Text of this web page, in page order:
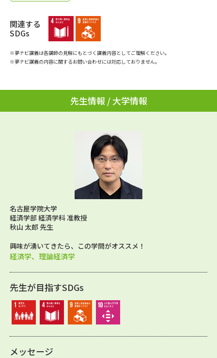
学問のミニ講義「夢ナビ講義」
学問の教科書
ユーザーサポート
お支払いについて
個人情報取扱規定
テレメール進学カタログ
訂正のご案内
関連する
SDGs
※夢ナビ講義は各講師の見解にもとづく講義内容としてご理解ください。
※夢ナビ講義の内容に関するお問い合わせには対応しておりません。
先生情報 / 大学情報
名古屋学院大学
経済学部 経済学科 准教授
秋山 太郎 先生
興味が湧いてきたら、この学問がオススメ！
経済学、理論経済学
先生が目指すSDGs
メッセージ